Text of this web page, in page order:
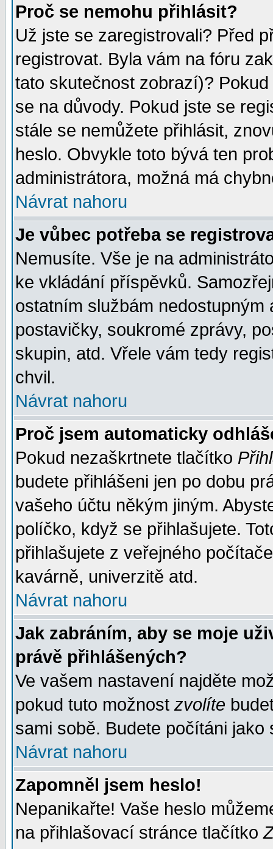
Proč se nemohu přihlásit?
Už jste se zaregistrovali? Před
registrovat. Byla vám na fóru
tato skutečnost zobrazí)?
se na důvody. Pokud jste se
stále se nemůžete přihlásit,
heslo. Obvykle toto bývá ten
administrátora, možná má
Návrat nahoru
Je vůbec potřeba se
Nemusíte. Vše je na
ke vkládání příspěvků.
ostatním službám
postavičky, soukromé zprávy,
skupin, atd. Vřele vám tedy
chvil.
Návrat nahoru
Proč jsem automaticky
Pokud nezaškrtnete tlačítko
budete přihlášeni jen po dobu
vašeho účtu někým jiným.
políčko, když se přihlašujete.
přihlašujete z veřejného
kavárně, univerzitě atd.
Návrat nahoru
Jak zabráním, aby se moje
právě přihlášených?
Ve vašem nastavení najděte
pokud tuto možnost zvolíte
sami sobě. Budete počítáni jako
Návrat nahoru
Zapomněl jsem heslo!
Nepanikařte! Vaše heslo
na přihlašovací stránce tlačítko